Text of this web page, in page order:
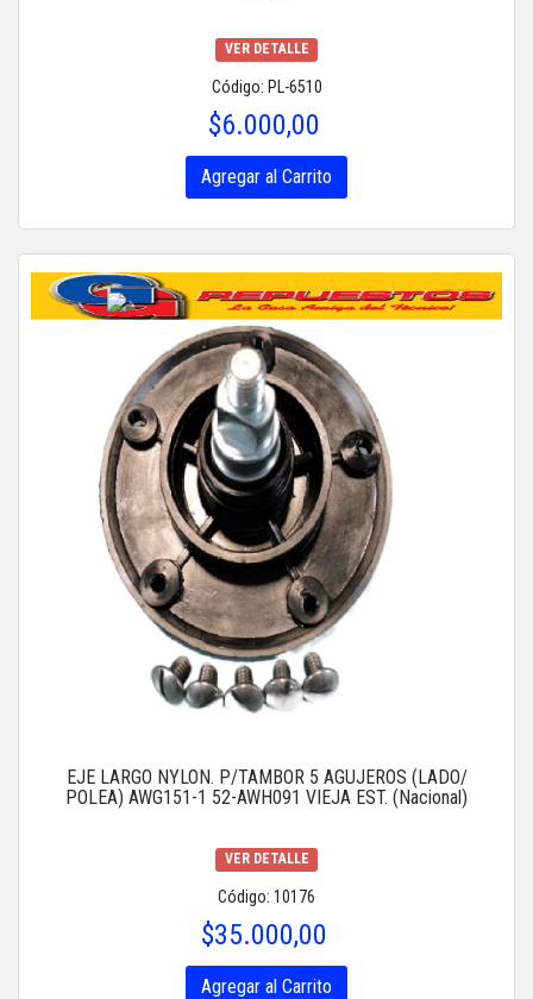
VER DETALLE
Código: PL-6510
$6.000,00
Agregar al Carrito
EJE LARGO NYLON. P/TAMBOR 5 AGUJEROS (LADO/
POLEA) AWG151-1 52-AWH091 VIEJA EST. (Nacional)
VER DETALLE
Código: 10176
$35.000,00
Agregar al Carrito